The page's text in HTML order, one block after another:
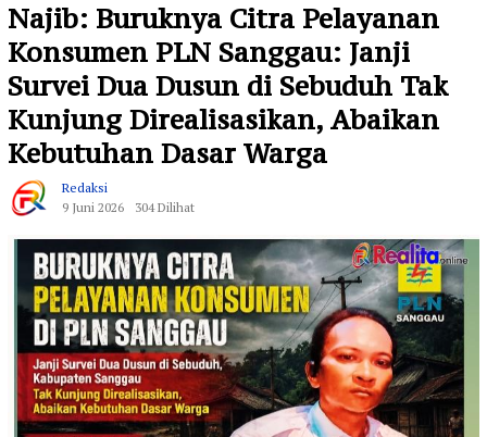
Najib: Buruknya Citra Pelayanan
Konsumen PLN Sanggau: Janji
Survei Dua Dusun di Sebuduh Tak
Kunjung Direalisasikan, Abaikan
Kebutuhan Dasar Warga
Redaksi
9 Juni 2026
304 Dilihat